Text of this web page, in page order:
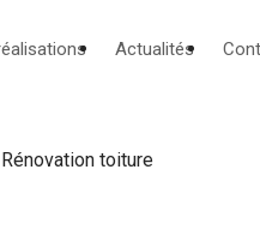
Actualités
Rénovation toiture